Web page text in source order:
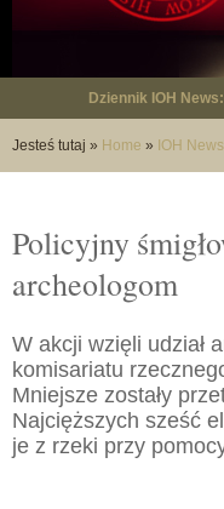
Dziennik IOH News:
Jesteś tutaj » Home » IOH News
Policyjny
archeologom
W akcji wzięli udział
komisariatu
Mniejsze zostały
Najcięższych sześć
je z rzeki przy